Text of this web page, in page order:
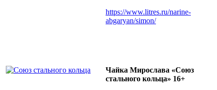
https://www.litres.ru/narine-
abgaryan/simon/
Чайка Мирослава «Союз
стального кольца» 16+